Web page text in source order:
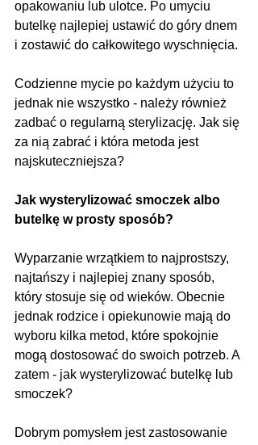
opakowaniu lub ulotce. Po umyciu
butelkę najlepiej ustawić do góry dnem
i zostawić do całkowitego wyschnięcia.
Codzienne mycie po każdym użyciu to
jednak nie wszystko - należy również
zadbać o regularną sterylizację. Jak się
za nią zabrać i która metoda jest
najskuteczniejsza?
Jak wysterylizować smoczek albo
butelkę w prosty sposób?
Wyparzanie wrzątkiem to najprostszy,
najtańszy i najlepiej znany sposób,
który stosuje się od wieków. Obecnie
jednak rodzice i opiekunowie mają do
wyboru kilka metod, które spokojnie
mogą dostosować do swoich potrzeb. A
zatem - jak wysterylizować butelkę lub
smoczek?
Dobrym pomysłem jest zastosowanie